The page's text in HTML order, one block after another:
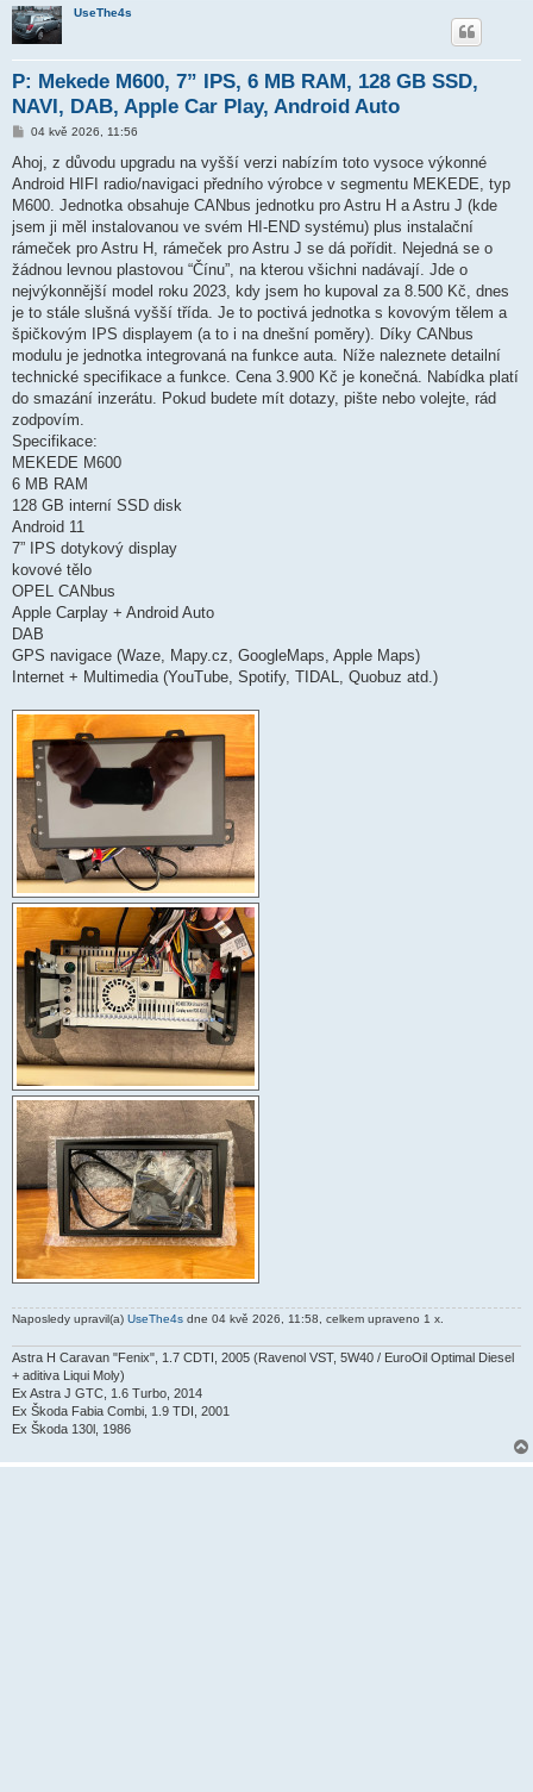
UseThe4s
P: Mekede M600, 7” IPS, 6 MB RAM, 128 GB SSD,
NAVI, DAB, Apple Car Play, Android Auto
P
í
p
ě
e
k
04 kvě 2026, 11:56
Ahoj, z důvodu upgradu na vyšší verzi nabízím toto vysoce výkonné
Android HIFI radio/navigaci předního výrobce v segmentu MEKEDE, typ
M600. Jednotka obsahuje CANbus jednotku pro Astru H a Astru J (kde
jsem ji měl instalovanou ve svém HI-END systému) plus instalační
rámeček pro Astru H, rámeček pro Astru J se dá pořídit. Nejedná se o
žádnou levnou plastovou “Čínu”, na kterou všichni nadávají. Jde o
nejvýkonnější model roku 2023, kdy jsem ho kupoval za 8.500 Kč, dnes
je to stále slušná vyšší třída. Je to poctivá jednotka s kovovým tělem a
špičkovým IPS displayem (a to i na dnešní poměry). Díky CANbus
modulu je jednotka integrovaná na funkce auta. Níže naleznete detailní
technické specifikace a funkce. Cena 3.900 Kč je konečná. Nabídka platí
do smazání inzerátu. Pokud budete mít dotazy, pište nebo volejte, rád
zodpovím.
Specifikace:
MEKEDE M600
6 MB RAM
128 GB interní SSD disk
Android 11
7” IPS dotykový display
kovové tělo
OPEL CANbus
Apple Carplay + Android Auto
DAB
GPS navigace (Waze, Mapy.cz, GoogleMaps, Apple Maps)
Internet + Multimedia (YouTube, Spotify, TIDAL, Quobuz atd.)
Naposledy upravil(a) UseThe4s dne 04 kvě 2026, 11:58, celkem upraveno 1 x.
Astra H Caravan "Fenix", 1.7 CDTI, 2005 (Ravenol VST, 5W40 / EuroOil Optimal Diesel
+ aditiva Liqui Moly)
Ex Astra J GTC, 1.6 Turbo, 2014
Ex Škoda Fabia Combi, 1.9 TDI, 2001
Ex Škoda 130l, 1986